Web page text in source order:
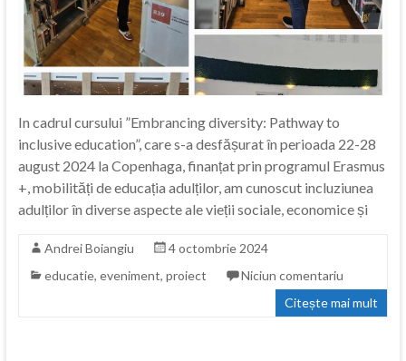
In cadrul cursului ”Embrancing diversity: Pathway to
inclusive education”, care s-a desfășurat în perioada 22-28
august 2024 la Copenhaga, finanțat prin programul Erasmus
+, mobilități de educația adulților, am cunoscut incluziunea
adulților în diverse aspecte ale vieții sociale, economice și
Andrei Boiangiu
4 octombrie 2024
educatie, eveniment, proiect
Niciun comentariu
Citește mai mult